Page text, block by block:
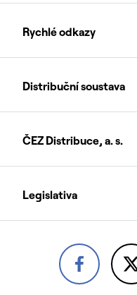
Rychlé odkazy
Distribuční soustava
ČEZ Distribuce, a. s.
Legislativa